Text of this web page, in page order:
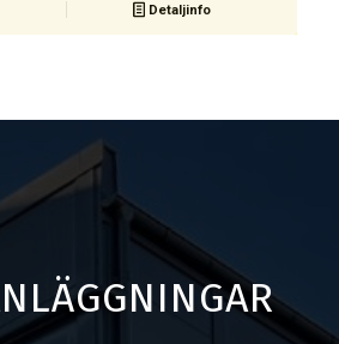
Detaljinfo